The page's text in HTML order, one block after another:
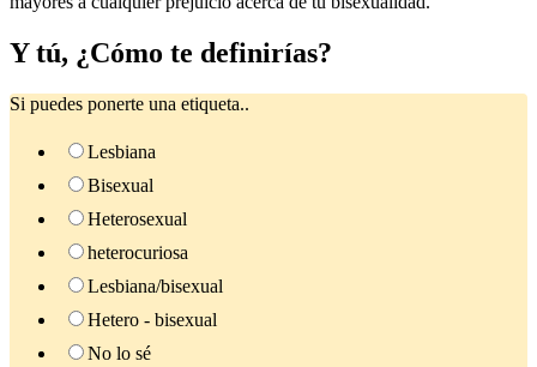
Y tú, ¿Cómo te definirías?
Si puedes ponerte una etiqueta..
Lesbiana
Bisexual
Heterosexual
heterocuriosa
Lesbiana/bisexual
Hetero - bisexual
No lo sé